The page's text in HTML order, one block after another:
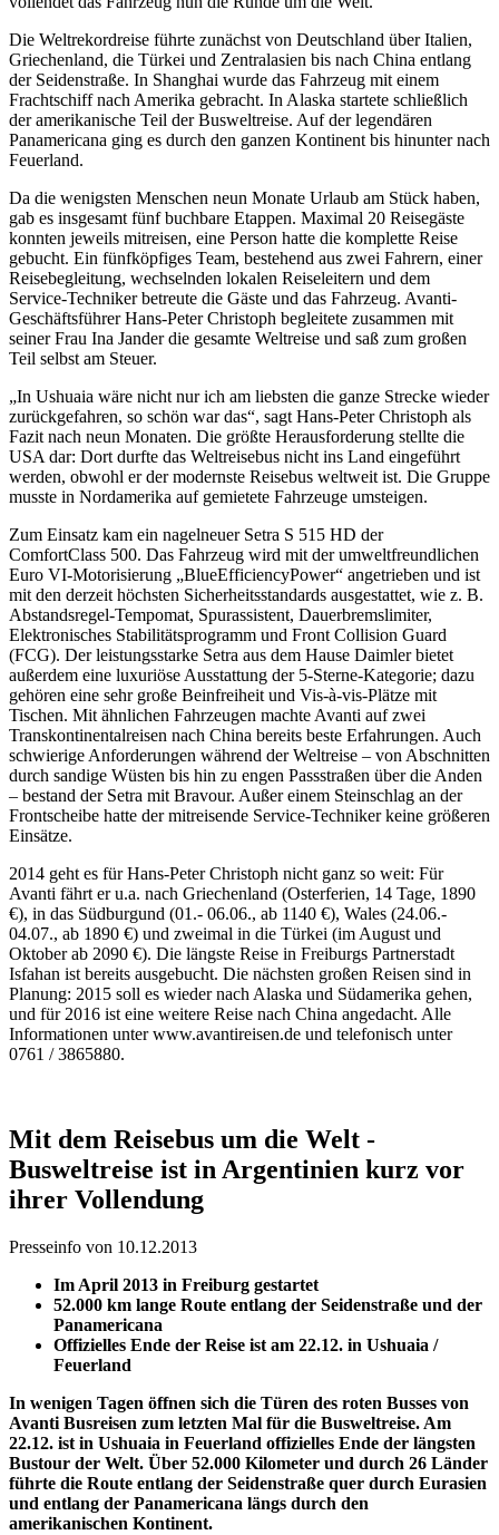
Die Weltrekordreise führte zunächst von Deutschland über Italien,
Griechenland, die Türkei und Zentralasien bis nach China entlang
der Seidenstraße. In Shanghai wurde das Fahrzeug mit einem
Frachtschiff nach Amerika gebracht. In Alaska startete schließlich
der amerikanische Teil der Busweltreise. Auf der legendären
Panamericana ging es durch den ganzen Kontinent bis hinunter nach
Feuerland.
Da die wenigsten Menschen neun Monate Urlaub am Stück haben,
gab es insgesamt fünf buchbare Etappen. Maximal 20 Reisegäste
konnten jeweils mitreisen, eine Person hatte die komplette Reise
gebucht. Ein fünfköpfiges Team, bestehend aus zwei Fahrern, einer
Reisebegleitung, wechselnden lokalen Reiseleitern und dem
Service-Techniker betreute die Gäste und das Fahrzeug. Avanti-
Geschäftsführer Hans-Peter Christoph begleitete zusammen mit
seiner Frau Ina Jander die gesamte Weltreise und saß zum großen
Teil selbst am Steuer.
„In Ushuaia wäre nicht nur ich am liebsten die ganze Strecke wieder
zurückgefahren, so schön war das“, sagt Hans-Peter Christoph als
Fazit nach neun Monaten. Die größte Herausforderung stellte die
USA dar: Dort durfte das Weltreisebus nicht ins Land eingeführt
werden, obwohl er der modernste Reisebus weltweit ist. Die Gruppe
musste in Nordamerika auf gemietete Fahrzeuge umsteigen.
Zum Einsatz kam ein nagelneuer Setra S 515 HD der
ComfortClass 500. Das Fahrzeug wird mit der umweltfreundlichen
Euro VI-Motorisierung „BlueEfficiencyPower“ angetrieben und ist
mit den derzeit höchsten Sicherheitsstandards ausgestattet, wie z. B.
Abstandsregel-Tempomat, Spur­assistent, Dauerbremslimiter,
Elektronisches Stabilitätsprogramm und Front Collision Guard
(FCG). Der leistungsstarke Setra aus dem Hause Daimler bietet
außerdem eine luxuriöse Ausstattung der 5-Sterne-Kategorie; dazu
gehören eine sehr große Beinfreiheit und Vis-à-vis-Plätze mit
Tischen. Mit ähnlichen Fahrzeugen machte Avanti auf zwei
Transkontinentalreisen nach China bereits beste Erfahrungen. Auch
schwierige Anforderungen während der Weltreise – von Abschnitten
durch sandige Wüsten bis hin zu engen Passstraßen über die Anden
– bestand der Setra mit Bravour. Außer einem Steinschlag an der
Frontscheibe hatte der mitreisende Service-Techniker keine größeren
Einsätze.
2014 geht es für Hans-Peter Christoph nicht ganz so weit: Für
Avanti fährt er u.a. nach Griechenland (Osterferien, 14 Tage, 1890
€), in das Südburgund (01.- 06.06., ab 1140 €), Wales (24.06.-
04.07., ab 1890 €) und zweimal in die Türkei (im August und
Oktober ab 2090 €). Die längste Reise in Freiburgs Partnerstadt
Isfahan ist bereits ausgebucht. Die nächsten großen Reisen sind in
Planung: 2015 soll es wieder nach Alaska und Südamerika gehen,
und für 2016 ist eine weitere Reise nach China angedacht. Alle
Informationen unter www.avantireisen.de und telefonisch unter
0761 / 3865880.
Mit dem Reisebus um die Welt -
Busweltreise ist in Argentinien kurz vor
ihrer Vollendung
Presseinfo von 10.12.2013
Im April 2013 in Freiburg gestartet
52.000 km lange Route entlang der Seidenstraße und der
Panamericana
Offizielles Ende der Reise ist am 22.12. in Ushuaia /
Feuerland
In wenigen Tagen öffnen sich die Türen des roten Busses von
Avanti Busreisen zum letzten Mal für die Busweltreise. Am
22.12. ist in Ushuaia in Feuerland offizielles Ende der längsten
Bustour der Welt. Über 52.000 Kilometer und durch 26 Länder
führte die Route entlang der Seidenstraße quer durch Eurasien
und entlang der Panamericana längs durch den
amerikanischen Kontinent.